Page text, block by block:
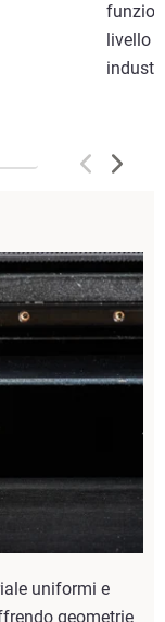
livello
uniformi e
geometrie